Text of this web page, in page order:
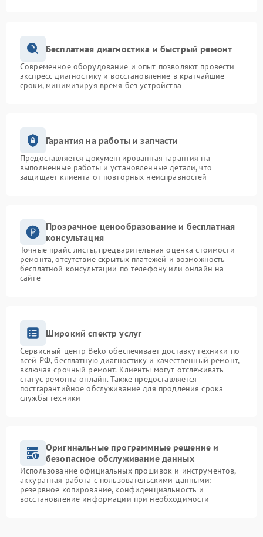
Бесплатная диагностика и быстрый ремонт
Современное оборудование и опыт позволяют провести
экспресс-диагностику и восстановление в кратчайшие
сроки, минимизируя время без устройства
Гарантия на работы и запчасти
Предоставляется документированная гарантия на
выполненные работы и установленные детали, что
защищает клиента от повторных неисправностей
Прозрачное ценообразование и бесплатная
консультация
Точные прайс-листы, предварительная оценка стоимости
ремонта, отсутствие скрытых платежей и возможность
бесплатной консультации по телефону или онлайн на
сайте
Широкий спектр услуг
Сервисный центр Beko обеспечивает доставку техники по
всей РФ, бесплатную диагностику и качественный ремонт,
включая срочный ремонт. Клиенты могут отслеживать
статус ремонта онлайн. Также предоставляется
постгарантийное обслуживание для продления срока
службы техники
Оригинальные программные решение и
безопасное обслуживание данных
Использование официальных прошивок и инструментов,
аккуратная работа с пользовательскими данными:
резервное копирование, конфиденциальность и
восстановление информации при необходимости